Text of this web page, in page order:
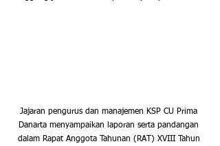
Jajaran pengurus dan manajemen KSP CU Prima
Danarta menyampaikan laporan serta pandangan
dalam Rapat Anggota Tahunan (RAT) XVIII Tahun